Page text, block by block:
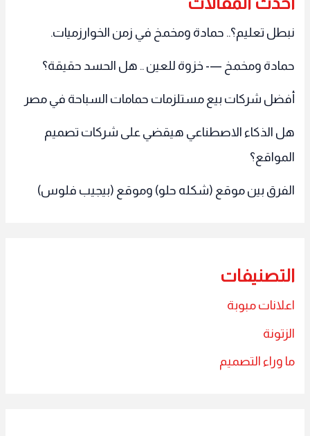
نبطل تعليم؟.. حمادة ومخمخ في زمن الخوارزميات.
حمادة ومخمخ —- خزوة للعين .. هل الحسد حقيقة؟
أفضل شركات بيع مستلزمات حمامات السباحة في مصر
هل الذكاء الاصطناعي هيقضي على شركات تصميم
المواقع؟
الفرق بين موقع (شكله حلو) وموقع (بيجيب فلوس)
التصنيفات
اعلانات مبوبة
الزتونة
ما وراء التصميم